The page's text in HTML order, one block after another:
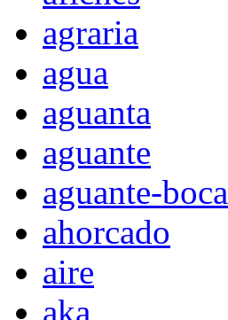
agraria
agua
aguanta
aguante
aguante-boca
ahorcado
aire
aka